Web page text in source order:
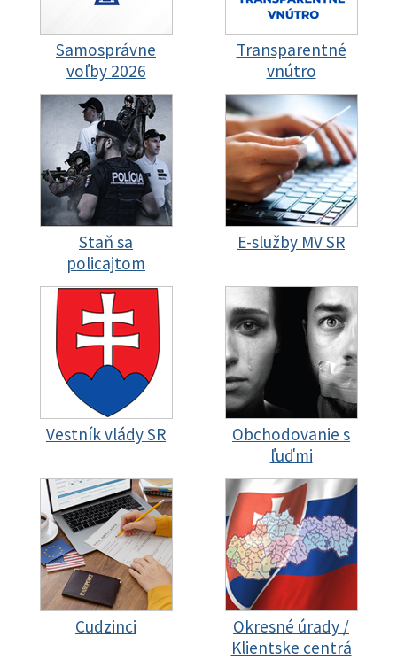
Samosprávne
voľby 2026
Transparentné
vnútro
Staň sa
policajtom
E-služby MV SR
Vestník vlády SR
Obchodovanie s
ľuďmi
Cudzinci
Okresné úrady /
Klientske centrá